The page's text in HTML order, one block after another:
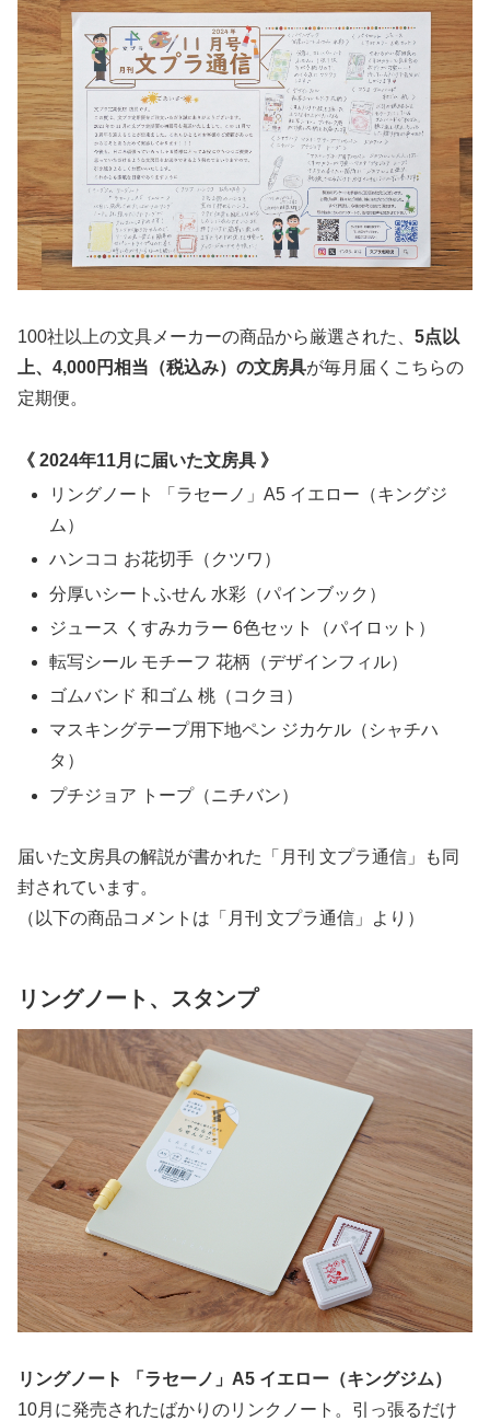
100社以上の文具メーカーの商品から厳選された、 5点以
上、4,000円相当（税込み）の文房具が毎月届くこちらの
定期便。
《 2024年11月に届いた文房具 》
リングノート 「ラセーノ」A5 イエロー（キングジ
ム）
ハンココ お花切手（クツワ）
分厚いシートふせん 水彩（パインブック）
ジュース くすみカラー 6色セット（パイロット）
転写シール モチーフ 花柄（デザインフィル）
ゴムバンド 和ゴム 桃（コクヨ）
マスキングテープ用下地ペン ジカケル（シャチハ
タ）
プチジョア トープ（ニチバン）
届いた文房具の解説が書かれた「月刊 文プラ通信」も同
封されています。
（以下の商品コメントは「月刊 文プラ通信」より）
リングノート、スタンプ
リングノート 「ラセーノ」A5 イエロー（キングジム）
10月に発売されたばかりのリンクノート。引っ張るだけ